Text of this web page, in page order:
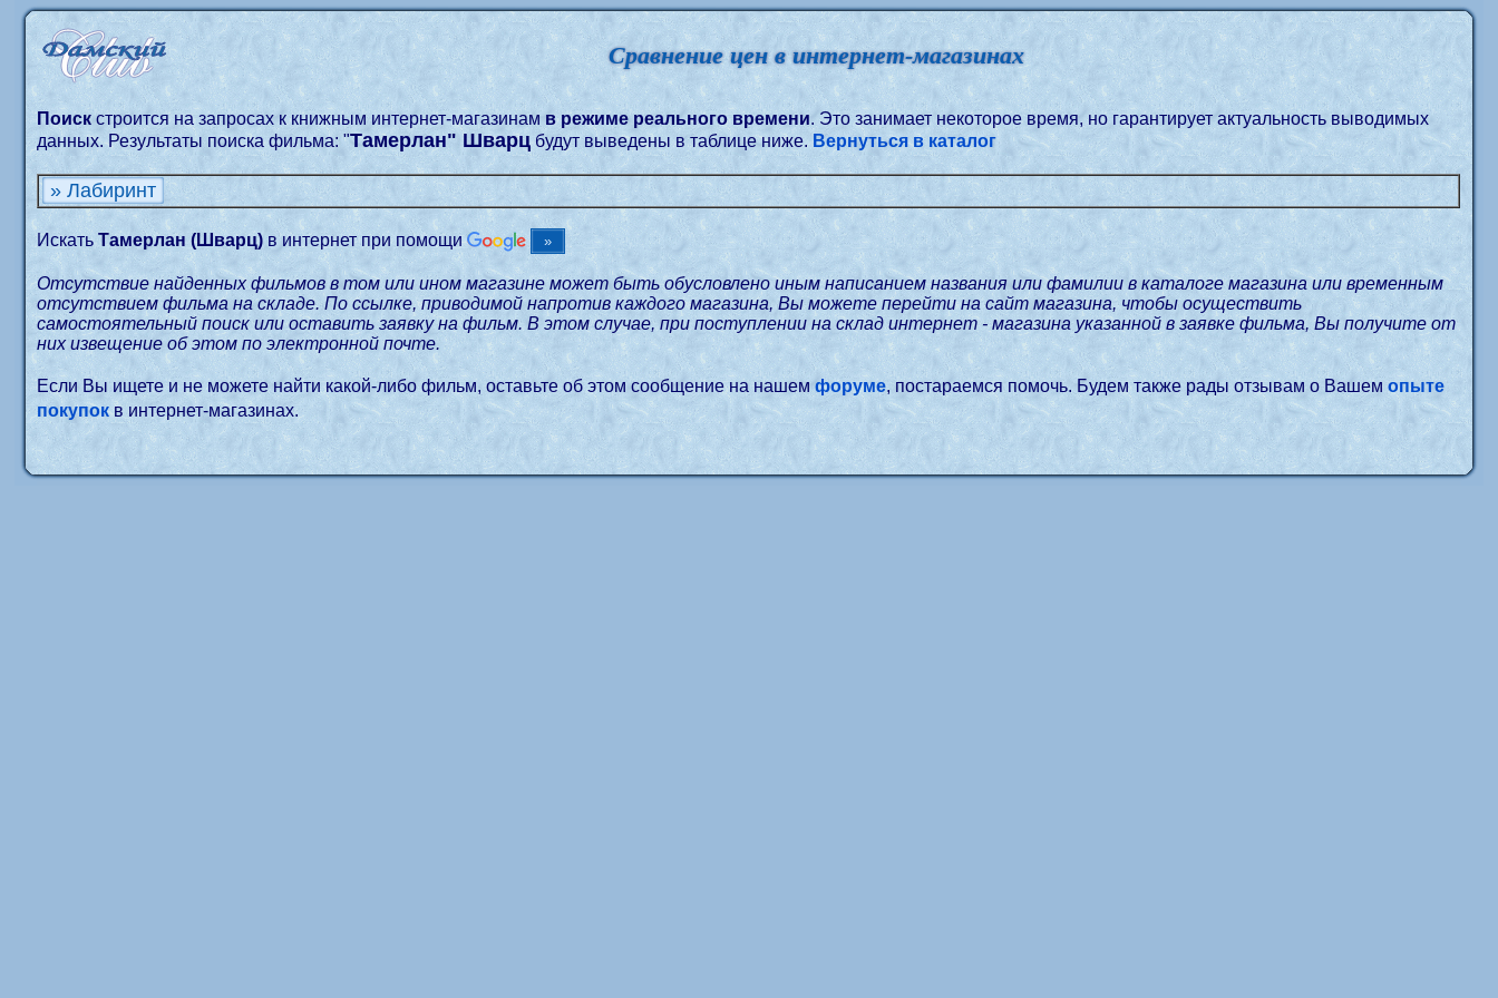
Сравнение цен в интернет-магазинах
Поиск строится на запросах к книжным интернет-магазинам в режиме реального времени. Это занимает некоторое время, но гарантирует актуальность выводимых
данных. Результаты поиска фильма: "Тамерлан" Шварцбудут выведены в таблице ниже. Вернуться в каталог
» Лабиринт
ИскатьТамерлан (Шварц) в интернет при помощи
Отсутствие найденных фильмов в том или ином магазине может быть обусловлено иным написанием названия или фамилии в каталоге магазина или временным
отсутствием фильма на складе. По ссылке, приводимой напротив каждого магазина, Вы можете перейти на сайт магазина, чтобы осуществить
самостоятельный поиск или оставить заявку на фильм. В этом случае, при поступлении на склад интернет - магазина указанной в заявке фильма, Вы получите от
них извещение об этом по электронной почте.
Если Вы ищете и не можете найти какой-либо фильм, оставьте об этом сообщение на нашемфоруме, постараемся помочь. Будем также рады отзывам о Вашемопыте
покупокв интернет-магазинах.